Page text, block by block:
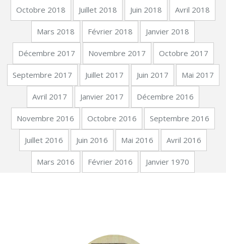
Octobre 2018 Juillet 2018 Juin 2018 Avril 2018
Mars 2018 Février 2018 Janvier 2018
Décembre 2017 Novembre 2017 Octobre 2017
Septembre 2017 Juillet 2017 Juin 2017 Mai 2017
Avril 2017 Janvier 2017 Décembre 2016
Novembre 2016 Octobre 2016 Septembre 2016
Juillet 2016 Juin 2016 Mai 2016 Avril 2016
Mars 2016 Février 2016 Janvier 1970